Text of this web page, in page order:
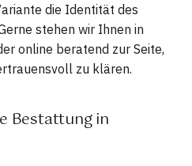
die Identität des
stehen wir Ihnen in
online beratend zur Seite,
zu klären.
Bestattung in